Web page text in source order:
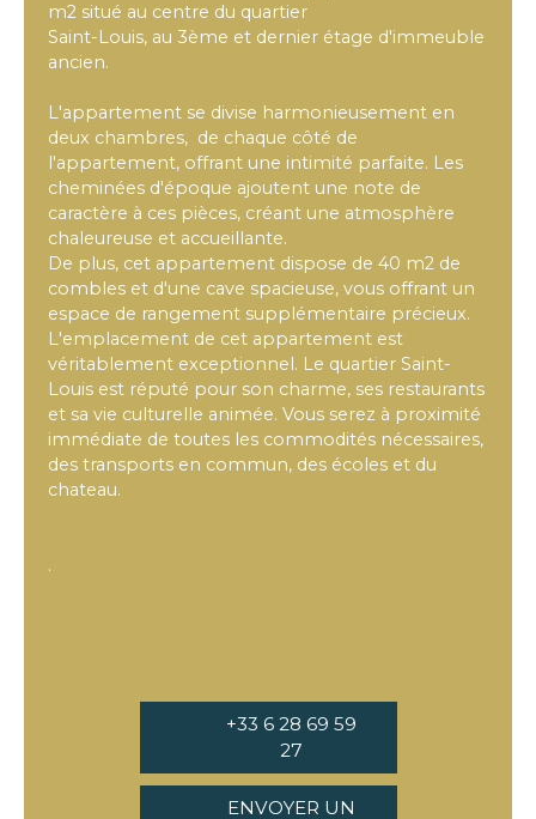
m2 situé au centre du quartier
Saint-Louis, au 3ème et dernier étage d'immeuble
ancien.
L'appartement se divise harmonieusement en
deux chambres, de chaque côté de
l'appartement, offrant une intimité parfaite. Les
cheminées d'époque ajoutent une note de
caractère à ces pièces, créant une atmosphère
chaleureuse et accueillante.
De plus, cet appartement dispose de 40 m2 de
combles et d'une cave spacieuse, vous offrant un
espace de rangement supplémentaire précieux.
L'emplacement de cet appartement est
véritablement exceptionnel. Le quartier Saint-
Louis est réputé pour son charme, ses restaurants
et sa vie culturelle animée. Vous serez à proximité
immédiate de toutes les commodités nécessaires,
des transports en commun, des écoles et du
chateau.
.
+33 6 28 69 59
27
ENVOYER UN